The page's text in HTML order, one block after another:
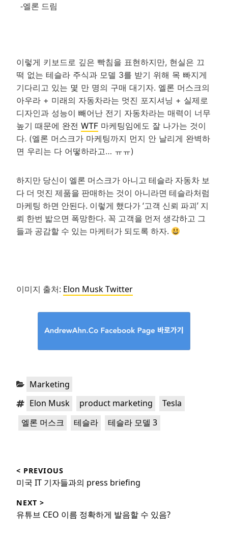
-엘론 드림
이렇게 키보드로 깊은 빡침을 표현하지만, 현실은 끄
떡 없는 테슬라 주식과 모델 3를 받기 위해 목 빠지게
기다리고 있는 몇 만 명의 구매 대기자. 엘론 머스크의
아우라 + 미래의 자동차라는 멋진 포지셔닝 + 실제로
디자인과 성능이 빼어난 전기 자동차라는 매력이 너무
높기 때문에 완전 WTF 마케팅임에도 잘 나가는 것이
다. (엘론 머스크가 마케팅까지 먼지 안 날리게 완벽하
면 우리는 다 어떻하라고… ㅠㅠ)
하지만 당신이 엘론 머스크가 아니고 테슬라 자동차 보
다 더 멋진 제품을 판매하는 것이 아니라면 테슬라처럼
마케팅 하면 안된다. 이렇게 했다가 ‘고객 신뢰 파괴’ 지
뢰 한번 밟으면 폭망한다. 꼭 고객을 먼저 생각하고 그
들과 공감할 수 있는 마케터가 되도록 하자.
이미지 출처: Elon Musk Twitter
Categories:
Marketing
Tags:Elon Musk product marketing Tesla
엘론 머스크 테슬라 테슬라 모델 3
navigation
< PREVIOUS
Previous
미국 IT 기자들과의 press briefing
NEXT >
Next
유튜브 CEO 이름 정확하게 발음할 수 있음?